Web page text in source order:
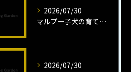
2026/07/30
マルプー子犬の育て方と魅力解説
2026/07/30